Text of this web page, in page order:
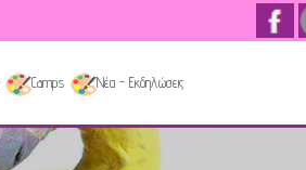
Camps Νέα - Εκδηλώσεις